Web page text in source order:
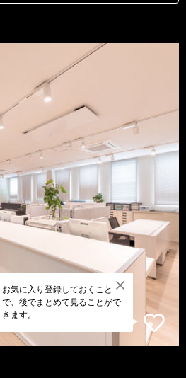
お気に入り登録しておくこと
で、後でまとめて見ることがで
きます。